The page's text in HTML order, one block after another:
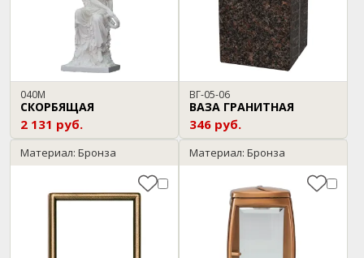
040М
СКОРБЯЩАЯ
2 131 руб.
ВГ-05-06
ВАЗА ГРАНИТНАЯ
346 руб.
Материал: Бронза Материал: Бронза